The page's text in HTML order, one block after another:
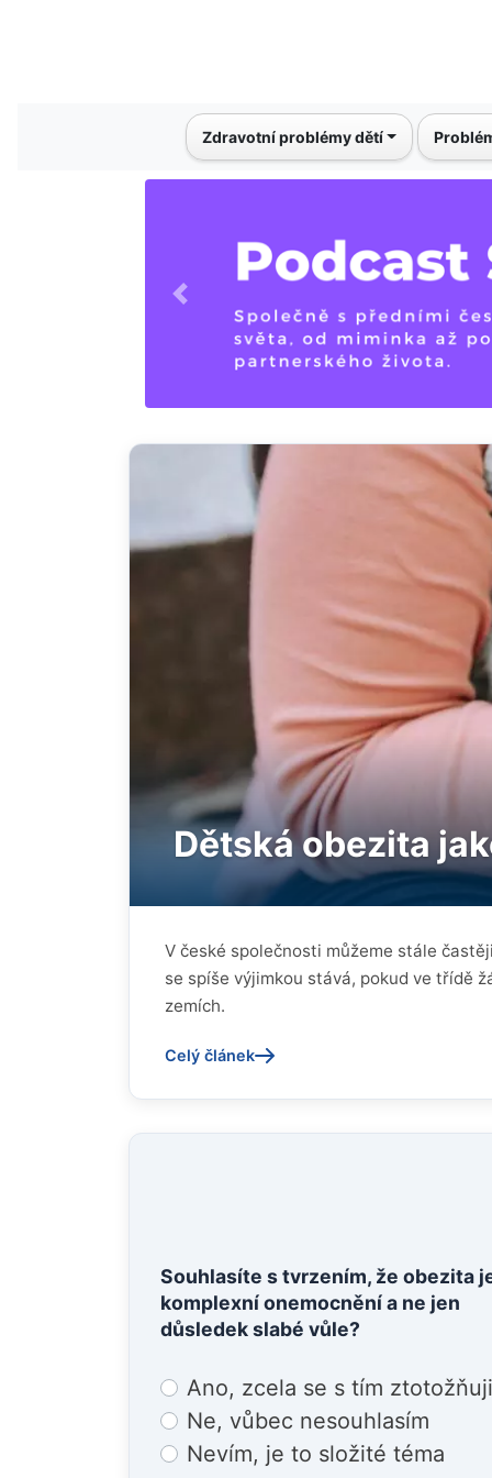
Main navigationZdravotní problémy dětí
Previous
Dětská obezita
V české společnosti můžeme stále
se spíše výjimkou stává, pokud ve třídě
zemích.
Celý článek
Souhlasíte s tvrzením, že obezita
komplexní onemocnění a ne jen
důsledek slabé vůle?
Choices
Ano, zcela se s tím ztotožňuji
Ne, vůbec nesouhlasím
Nevím, je to složité téma